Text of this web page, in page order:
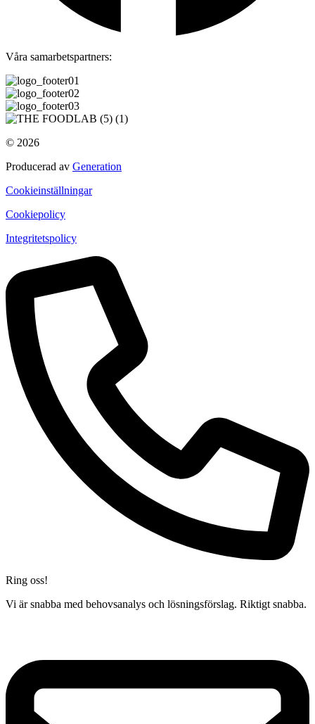
Våra samarbetspartners:
© 2026
Producerad av Generation
Cookieinställningar
Cookiepolicy
Integritetspolicy
Ring oss!
Vi är snabba med behovsanalys och lösningsförslag. Riktigt snabba.